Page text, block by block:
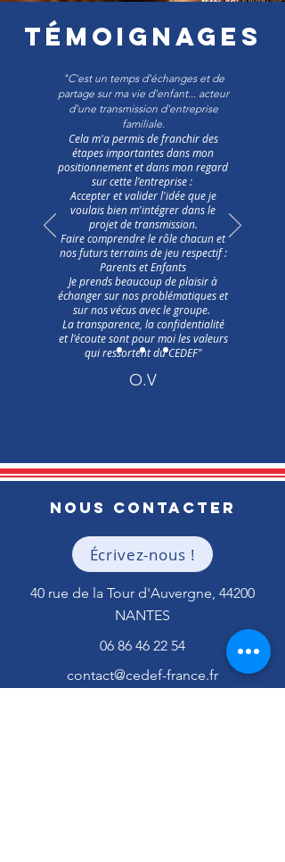
Témoignages
"C'est un temps d'échanges et de
partage sur ma vie d'enfant... acteur
d'une transmission d'entreprise
familiale.
Cela m'a permis de franchir des
étapes importantes dans mon
positionnement et dans mon regard
sur cette l'entreprise :
Accepter et valider l'idée que je
voulais bien m'intégrer dans le
projet de transmission.
Faire comprendre le rôle chacun et
nos futurs terrains de jeu respectif :
Parents et Enfants
Je prends beaucoup de plaisir à
échanger sur nos problématiques et
sur nos vécus avec le groupe.
La transparence, la confidentialité
et l'écoute sont pour moi les valeurs
qui ressortent du CEDEF"
O.V
NOUS CONTACTER
Écrivez-nous !
40 rue de la Tour d'Auvergne, 44200
NANTES
06 86 46 22 54
contact@cedef-france.fr